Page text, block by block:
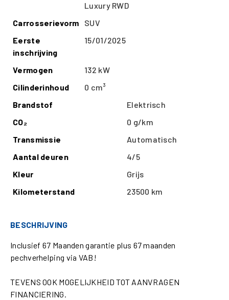
Luxury RWD
Carrosserievorm
SUV
Eerste
inschrijving
15/01/2025
Vermogen
132 kW
Cilinderinhoud
0 cm³
Brandstof
Elektrisch
CO₂
0 g/km
Transmissie
Automatisch
Aantal deuren
4/5
Kleur
Grijs
Kilometerstand
23500 km
BESCHRIJVING
Inclusief 67 Maanden garantie plus 67 maanden
pechverhelping via VAB!
TEVENS OOK MOGELIJKHEID TOT AANVRAGEN
FINANCIERING.